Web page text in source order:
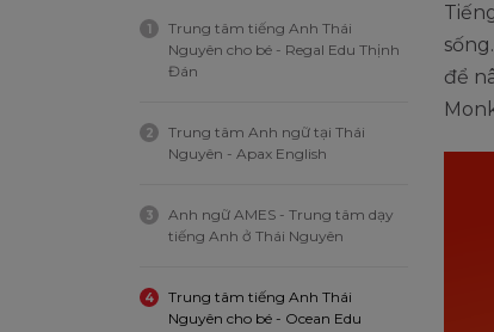
1
Trung tâm tiếng Anh Thái
Nguyên cho bé - Regal Edu Thịnh
Đán
2
Trung tâm Anh ngữ tại Thái
Nguyên - Apax English
3
Anh ngữ AMES - Trung tâm dạy
tiếng Anh ở Thái Nguyên
4
Trung tâm tiếng Anh Thái
Nguyên cho bé - Ocean Edu
để